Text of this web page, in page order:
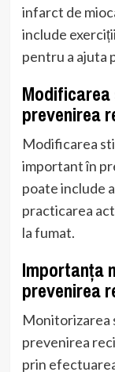
infarct de
include
pentru a ajuta
prevenirea
Modificarea
important în
poate include
practicarea
la fumat.
Importanța
prevenirea
Monitorizarea
prevenirea
prin